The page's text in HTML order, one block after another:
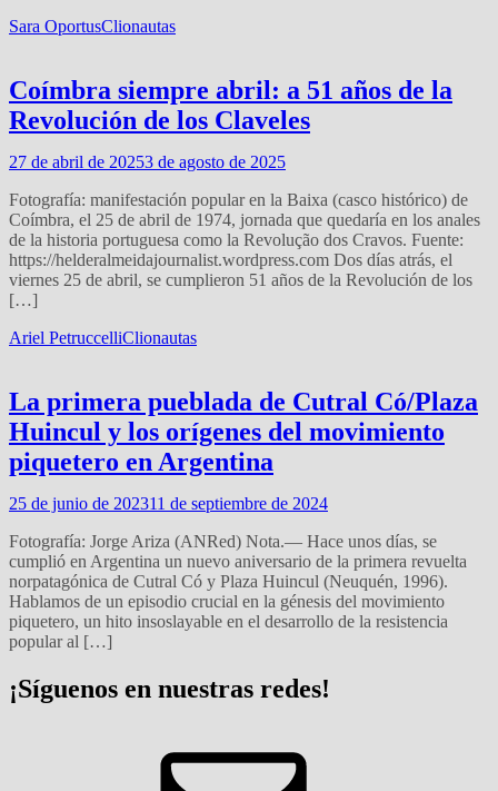
Sara OportusClionautas
Coímbra siempre abril: a 51 años de la
Revolución de los Claveles
27 de abril de 20253 de agosto de 2025
Fotografía: manifestación popular en la Baixa (casco histórico) de
Coímbra, el 25 de abril de 1974, jornada que quedaría en los anales
de la historia portuguesa como la Revolução dos Cravos. Fuente:
https://helderalmeidajournalist.wordpress.com Dos días atrás, el
viernes 25 de abril, se cumplieron 51 años de la Revolución de los
[…]
Ariel PetruccelliClionautas
La primera pueblada de Cutral Có/Plaza
Huincul y los orígenes del movimiento
piquetero en Argentina
25 de junio de 202311 de septiembre de 2024
Fotografía: Jorge Ariza (ANRed) Nota.— Hace unos días, se
cumplió en Argentina un nuevo aniversario de la primera revuelta
norpatagónica de Cutral Có y Plaza Huincul (Neuquén, 1996).
Hablamos de un episodio crucial en la génesis del movimiento
piquetero, un hito insoslayable en el desarrollo de la resistencia
popular al […]
¡Síguenos en nuestras redes!